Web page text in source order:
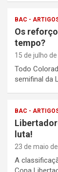
BAC -
Os
tempo?
15 de julho
Todo
semifinal da
BAC -
luta!
23 de maio
A